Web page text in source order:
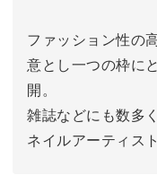
ファッション性の
意とし一つの枠に
開。
雑誌などにも数多
ネイルアーティス